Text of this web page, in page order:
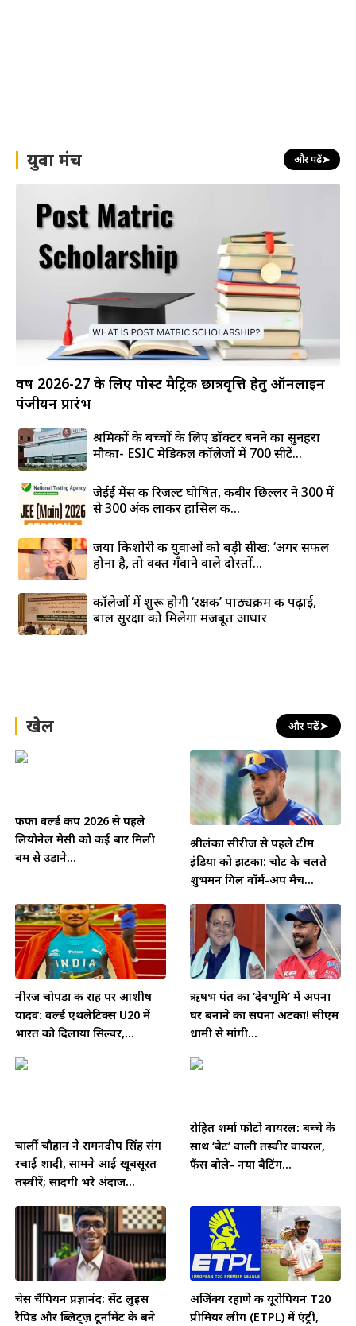
युवा मंच और पढ़ें➤
वर्ष 2026-27 के लिए पोस्ट मैट्रिक छात्रवृत्ति हेतु ऑनलाइन
पंजीयन प्रारंभ
श्रमिकों के बच्चों के लिए डॉक्टर बनने का सुनहरा
मौका- ESIC मेडिकल कॉलेजों में 700 सीटें...
जेईई मेंस की रिजल्ट घोषित, कबीर छिल्लर ने 300 में
से 300 अंक लाकर हासिल की...
जया किशोरी की युवाओं को बड़ी सीख: ‘अगर सफल
होना है, तो वक्त गँवाने वाले दोस्तों...
कॉलेजों में शुरू होगी ‘रक्षक’ पाठ्यक्रम की पढ़ाई,
बाल सुरक्षा को मिलेगा मजबूत आधार
खेल और पढ़ें➤
फीफा वर्ल्ड कप 2026 से पहले
लियोनेल मेसी को कई बार मिली
बम से उड़ाने...
श्रीलंका सीरीज से पहले टीम
इंडिया को झटका: चोट के चलते
शुभमन गिल वॉर्म-अप मैच...
नीरज चोपड़ा की राह पर आशीष
यादव: वर्ल्ड एथलेटिक्स U20 में
भारत को दिलाया सिल्वर,...
ऋषभ पंत का ‘देवभूमि’ में अपना
घर बनाने का सपना अटका! सीएम
धामी से मांगी...
चार्ली चौहान ने रामनदीप सिंह संग
रचाई शादी, सामने आईं खूबसूरत
तस्वीरें; सादगी भरे अंदाज...
रोहित शर्मा फोटो वायरल: बच्चे के
साथ ‘बैट’ वाली तस्वीर वायरल,
फैंस बोले- नया बैटिंग...
चेस चैंपियन प्रज्ञानंद: सेंट लुइस
रैपिड और ब्लिट्ज़ टूर्नामेंट के बने
अजिंक्य रहाणे की यूरोपियन T20
प्रीमियर लीग (ETPL) में एंट्री,